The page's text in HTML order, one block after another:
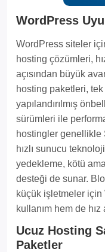
WordPress
WordPress siteler
hosting çözümleri,
açısından büyük
hosting paketleri,
yapılandırılmış
sürümleri ile
hostingler genellikle
hızlı sunucu
yedekleme, kötü
desteği de sunar.
küçük işletmeler
kullanım hem de hız
Ucuz Hosting
Paketler